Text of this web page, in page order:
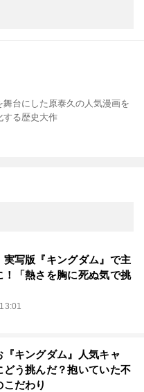
台にした原泰久の人気漫画を
する歴史大作
実写版『キングダム』で主
！「熱さを胸に死ぬ気で挑
『キングダム』人気キャ
どう挑んだ？抱いていた不
だわり